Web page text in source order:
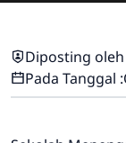
Diposting oleh
Pada Tanggal :